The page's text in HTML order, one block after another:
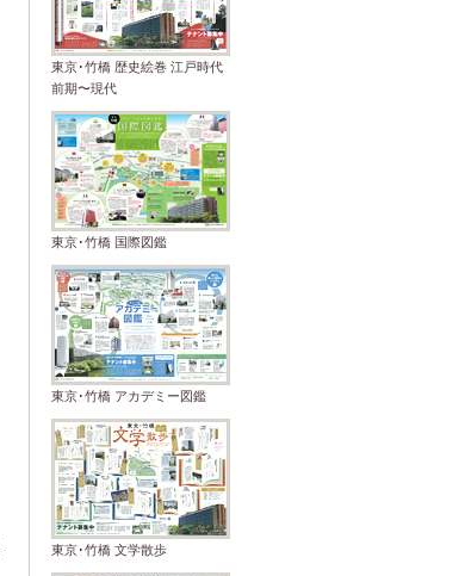
東京･竹橋 歴史絵巻 江戸時代
前期〜現代
東京･竹橋 国際図鑑
東京･竹橋 アカデミー図鑑
東京･竹橋 文学散歩